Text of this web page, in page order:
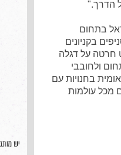
הדרך."
בתחום
נמצאת בפריסה ארצית מעל ל-80 סניפים בקניונים
חרטה על דגלה
ולחובבי
בחנויות עם
מכל עולמות